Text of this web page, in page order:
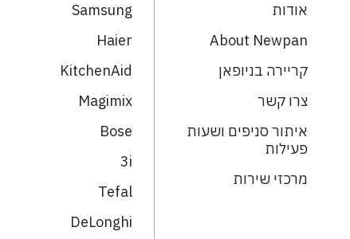
אודות
About Newpan
קריירה בניופאן
צרו קשר
איתור סניפים ושעות
פעילות
מרכזי שירות
Samsung
Haier
KitchenAid
Magimix
Bose
3i
Tefal
DeLonghi